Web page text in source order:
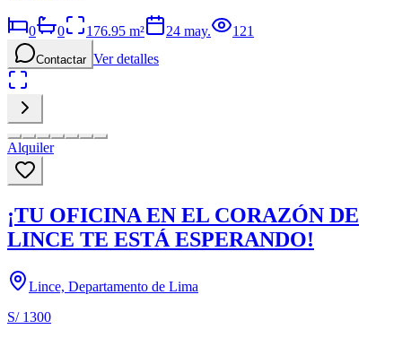
0 0 176.95 m² 24 may. 121
Contactar Ver detalles
Alquiler
¡TU OFICINA EN EL CORAZÓN DE
LINCE TE ESTÁ ESPERANDO!
Lince, Departamento de Lima
S/ 1300